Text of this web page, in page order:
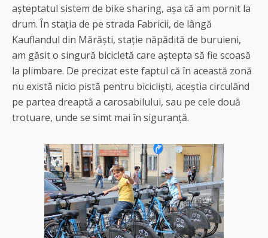
așteptatul sistem de bike sharing, așa că am pornit la
drum. În stația de pe strada Fabricii, de lângă
Kauflandul din Mărăști, stație năpădită de buruieni,
am găsit o singură bicicletă care aștepta să fie scoasă
la plimbare. De precizat este faptul că în această zonă
nu există nicio pistă pentru bicicliști, aceștia circulând
pe partea dreaptă a carosabilului, sau pe cele două
trotuare, unde se simt mai în siguranță.